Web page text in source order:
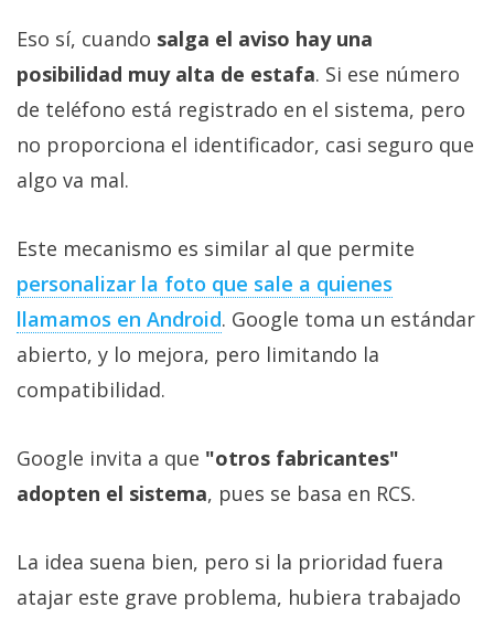
Eso sí, cuando salga el aviso hay una
posibilidad muy alta de estafa. Si ese número
de teléfono está registrado en el sistema, pero
no proporciona el identificador, casi seguro que
algo va mal.
Este mecanismo es similar al que permite
personalizar la foto que sale a quienes
llamamos en Android. Google toma un estándar
abierto, y lo mejora, pero limitando la
compatibilidad.
Google invita a que "otros fabricantes"
adopten el sistema, pues se basa en RCS.
La idea suena bien, pero si la prioridad fuera
atajar este grave problema, hubiera trabajado